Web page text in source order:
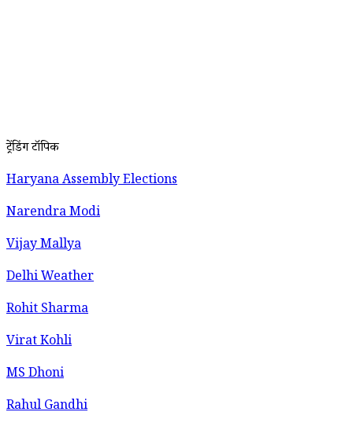
ट्रेंडिंग टॉपिक
Haryana Assembly Elections
Narendra Modi
Vijay Mallya
Delhi Weather
Rohit Sharma
Virat Kohli
MS Dhoni
Rahul Gandhi